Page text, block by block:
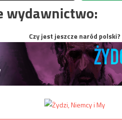
wydawnictwo:
Czy jest jeszcze naród polski?